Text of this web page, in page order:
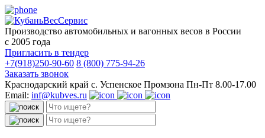
Производство автомобильных и вагонных весов в России
с 2005 года
Пригласить в тендер
+7(918)250-90-60 8 (800) 775-94-26
Заказать звонок
Краснодарский край с. Успенское Промзона Пн-Пт 8.00-17.00
Email: inf@kubves.ru
Поиск:
Поиск: